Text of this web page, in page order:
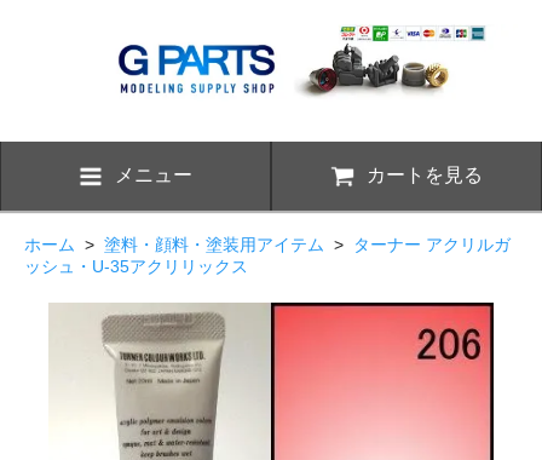
メニュー カートを見る
ホーム > 塗料・顔料・塗装用アイテム >
ターナー アクリルガ
ッシュ・U-35アクリリックス